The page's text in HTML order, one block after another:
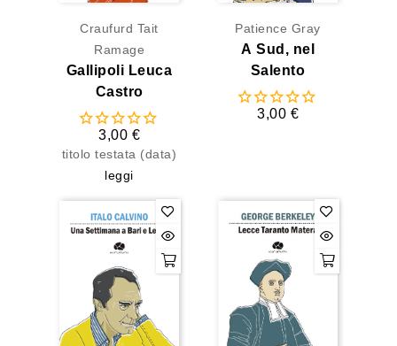
Craufurd Tait
Ramage
Gallipoli Leuca
Castro
3,00 €
titolo testata (data)
leggi
Patience Gray
A Sud, nel
Salento
3,00 €